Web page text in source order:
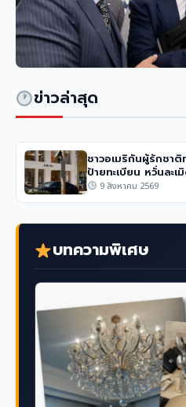
การเมือง
ซีอีโออาวุธยักษ์ใหญ่เยอรมนีลั่น
ข่าวล่าสุด
ชาวอเมริกันผู้รักชา
ป้ายทะเบียน หวั่นละเ
ตัว 9 สิงหาคม 2569
บทความพิเศษ